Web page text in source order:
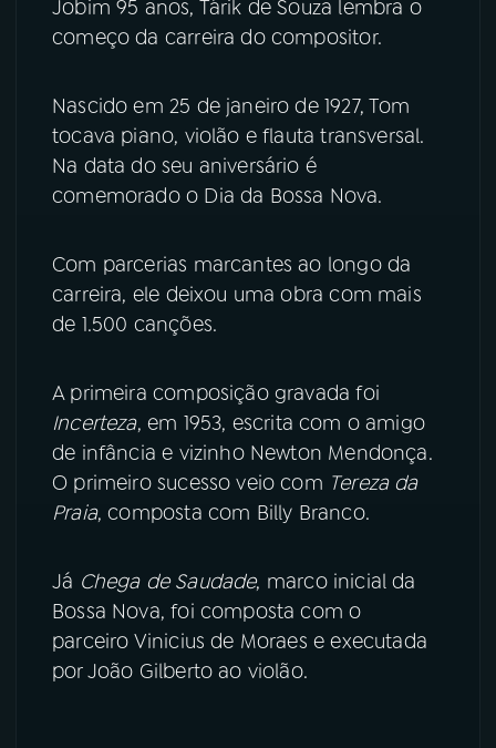
YouTube Facebook
Instagram X
TikTok
Jobim 95 anos, Tárik de Souza lembra o
começo da carreira do compositor.
Nascido em 25 de janeiro de 1927, Tom
tocava piano, violão e flauta transversal.
Na data do seu aniversário é
comemorado o Dia da Bossa Nova.
Com parcerias marcantes ao longo da
carreira, ele deixou uma obra com mais
de 1.500 canções.
A primeira composição gravada foi
Incerteza, em 1953, escrita com o amigo
de infância e vizinho Newton Mendonça.
O primeiro sucesso veio com Tereza da
Praia, composta com Billy Branco.
Já Chega de Saudade, marco inicial da
Bossa Nova, foi composta com o
parceiro Vinicius de Moraes e executada
por João Gilberto ao violão.